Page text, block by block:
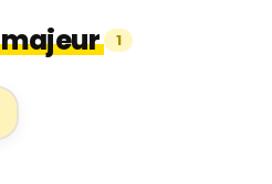
majeur 1